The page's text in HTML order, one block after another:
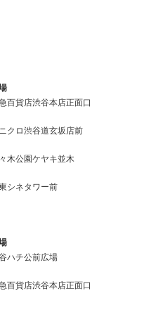
百貨店渋谷本店正面口
クロ渋谷道玄坂店前
木公園ケヤキ並木
シネタワー前
ハチ公前広場
百貨店渋谷本店正面口